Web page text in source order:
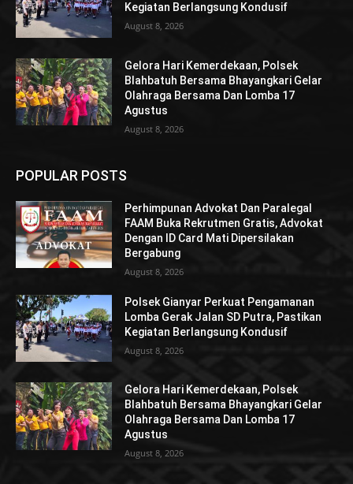
Kegiatan Berlangsung Kondusif
August 8, 2026
Gelora Hari Kemerdekaan, Polsek
Blahbatuh Bersama Bhayangkari Gelar
Olahraga Bersama Dan Lomba 17
Agustus
August 8, 2026
POPULAR POSTS
Perhimpunan Advokat Dan Paralegal
FAAM Buka Rekrutmen Gratis, Advokat
Dengan ID Card Mati Dipersilakan
Bergabung
August 8, 2026
Polsek Gianyar Perkuat Pengamanan
Lomba Gerak Jalan SD Putra, Pastikan
Kegiatan Berlangsung Kondusif
August 8, 2026
Gelora Hari Kemerdekaan, Polsek
Blahbatuh Bersama Bhayangkari Gelar
Olahraga Bersama Dan Lomba 17
Agustus
August 8, 2026